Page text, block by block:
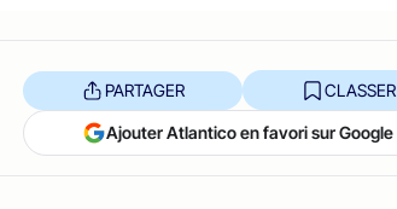
PARTAGER CLASSER
Ajouter Atlantico en favori sur Google